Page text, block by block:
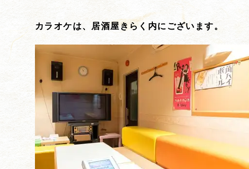
カラオケは、居酒屋きらく内にございます。